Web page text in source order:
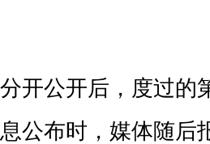
开公开后，度过的
公布时，媒体随后